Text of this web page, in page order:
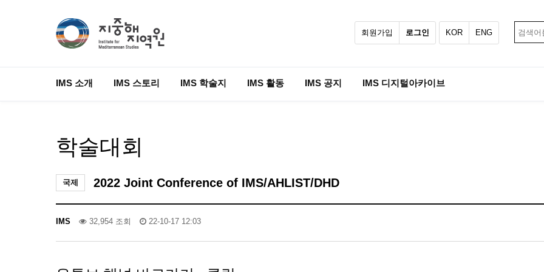
회원가입 로그인 KOR ENG
IMS 소개 IMS 스토리 IMS 학술지 IMS 활동 IMS 공지 IMS 디지털아카이브
학술대회
국제 2022 Joint Conference of IMS/AHLIST/DHD
IMS 32,954 조회 22-10-17 12:03